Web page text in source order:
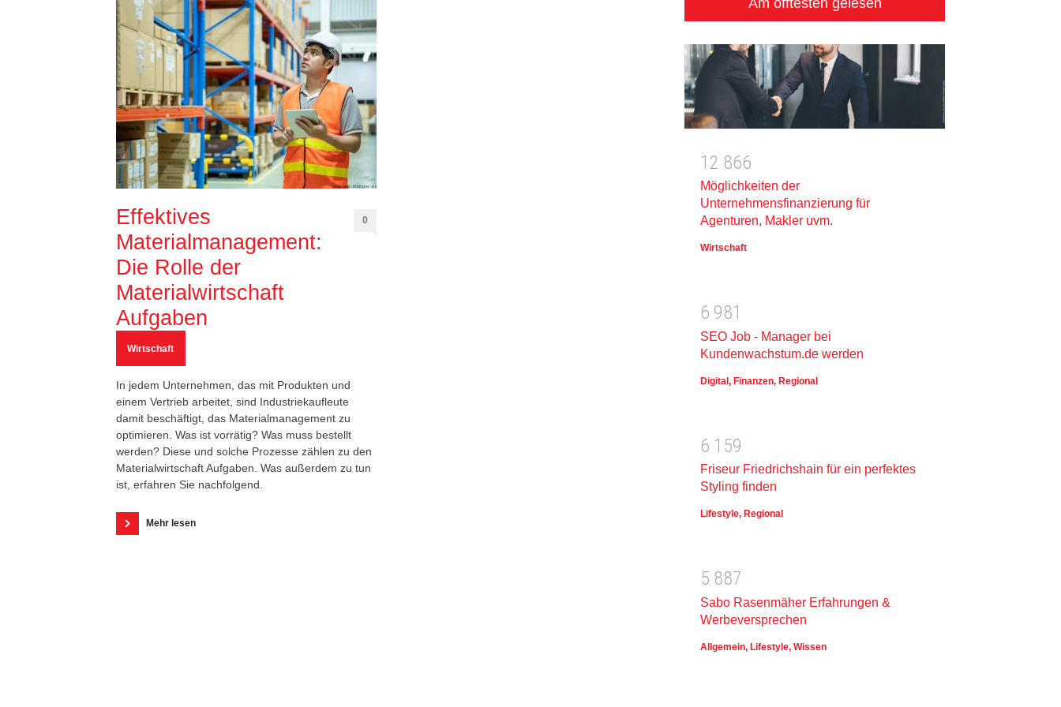
Effektives
Materialmanagement:
Die Rolle der
Materialwirtschaft
Aufgaben
0
Wirtschaft
In jedem Unternehmen, das mit Produkten und
einem Vertrieb arbeitet, sind Industriekaufleute
damit beschäftigt, das Materialmanagement zu
optimieren. Was ist vorrätig? Was muss bestellt
werden? Diese und solche Prozesse zählen zu den
Materialwirtschaft Aufgaben. Was außerdem zu tun
ist, erfahren Sie nachfolgend.
Mehr lesen
Am öfftesten gelesen
1 2 866
Möglichkeiten der
Unternehmensfinanzierung für
Agenturen, Makler uvm.
Wirtschaft
6 981
SEO Job - Manager bei
Kundenwachstum.de werden
Digital , Finanzen, Regional
6 1 59
Friseur Friedrichshain für ein perfektes
Styling finden
Lifestyle, Regional
5 887
Sabo Rasenmäher Erfahrungen &
Werbeversprechen
Allgemein, Lifestyle, Wissen